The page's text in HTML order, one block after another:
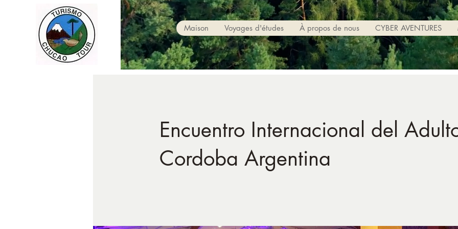
Maison Voyages d'études À propos de nous CYBER AVENTURES
Encuentro Internacional del
Cordoba Argentina